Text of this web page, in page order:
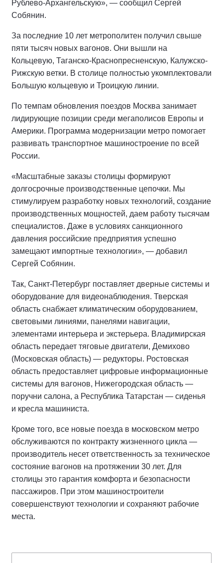
Рублево-Архангельскую», — сообщил Сергей
Собянин.
За последние 10 лет метрополитен получил свыше
пяти тысяч новых вагонов. Они вышли на
Кольцевую, Таганско-Краснопресненскую, Калужско-
Рижскую ветки. В столице полностью укомплектовали
Большую кольцевую и Троицкую линии.
По темпам обновления поездов Москва занимает
лидирующие позиции среди мегаполисов Европы и
Америки. Программа модернизации метро помогает
развивать транспортное машиностроение по всей
России.
«Масштабные заказы столицы формируют
долгосрочные производственные цепочки. Мы
стимулируем разработку новых технологий, создание
производственных мощностей, даем работу тысячам
специалистов. Даже в условиях санкционного
давления российские предприятия успешно
замещают импортные технологии», — добавил
Сергей Собянин.
Так, Санкт-Петербург поставляет дверные системы и
оборудование для видеонаблюдения. Тверская
область снабжает климатическим оборудованием,
световыми линиями, панелями навигации,
элементами интерьера и экстерьера. Владимирская
область передает тяговые двигатели, Демихово
(Московская область) — редукторы. Ростовская
область предоставляет цифровые информационные
системы для вагонов, Нижегородская область —
поручни салона, а Республика Татарстан — сиденья
и кресла машиниста.
Кроме того, все новые поезда в московском метро
обслуживаются по контракту жизненного цикла —
производитель несет ответственность за техническое
состояние вагонов на протяжении 30 лет. Для
столицы это гарантия комфорта и безопасности
пассажиров. При этом машиностроители
совершенствуют технологии и сохраняют рабочие
места.